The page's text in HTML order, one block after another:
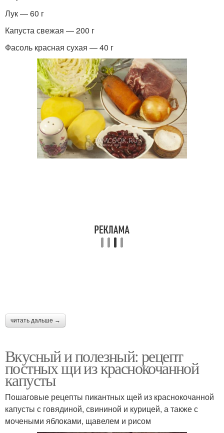
Лук — 60 г
Капуста свежая — 200 г
Фасоль красная сухая — 40 г
читать дальше →
Вкусный и полезный: рецепт
постных щи из краснокочанной
капусты
Пошаговые рецепты пикантных щей из краснокочанной
капусты с говядиной, свининой и курицей, а также с
мочеными яблоками, щавелем и рисом